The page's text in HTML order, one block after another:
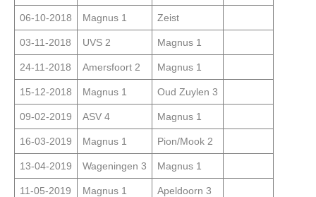
06-10-2018 Magnus 1 Zeist
03-11-2018 UVS 2 Magnus 1
24-11-2018 Amersfoort 2 Magnus 1
15-12-2018 Magnus 1 Oud Zuylen 3
09-02-2019 ASV 4 Magnus 1
16-03-2019 Magnus 1 Pion/Mook 2
13-04-2019 Wageningen 3 Magnus 1
11-05-2019 Magnus 1
Apeldoorn 3